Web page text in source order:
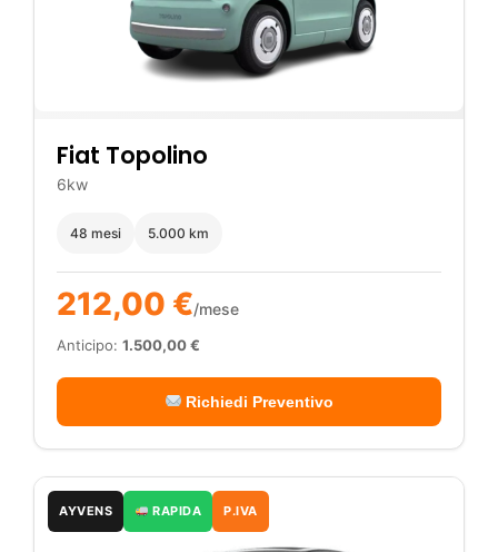
Fiat Topolino
6kw
48 mesi 5.000 km
212,00 €/mese
Anticipo: 1.500,00 €
Richiedi Preventivo
AYVENS RAPIDA P.IVA